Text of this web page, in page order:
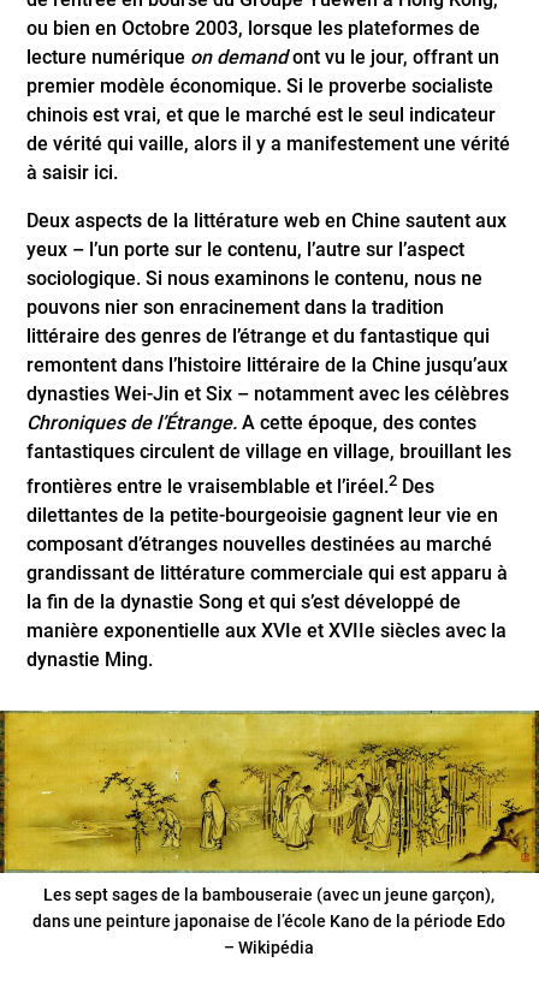
ou bien en Octobre 2003, lorsque les plateformes de
lecture numérique on demandont vu le jour, offrant un
premier modèle économique. Si le proverbe socialiste
chinois est vrai, et que le marché est le seul indicateur
de vérité qui vaille, alors il y a manifestement une vérité
à saisir ici.
Deux aspects de la littérature web en Chine sautent aux
yeux – l’un porte sur le contenu, l’autre sur l’aspect
sociologique. Si nous examinons le contenu, nous ne
pouvons nier son enracinement dans la tradition
littéraire des genres de l’étrange et du fantastique qui
remontent dans l’histoire littéraire de la Chine jusqu’aux
dynasties Wei-Jin et Six – notamment avec les célèbres
Chroniques de l’Étrange. A cette époque, des contes
fantastiques circulent de village en village, brouillant les
frontières entre le vraisemblable et l’iréel.2 Des
dilettantes de la petite-bourgeoisie gagnent leur vie en
composant d’étranges nouvelles destinées au marché
grandissant de littérature commerciale qui est apparu à
la fin de la dynastie Song et qui s’est développé de
manière exponentielle aux XVIe et XVIIe siècles avec la
dynastie Ming.
Les sept sages de la bambouseraie (avec un jeune garçon),
dans une peinture japonaise de l’école Kano de la période Edo
– Wikipédia